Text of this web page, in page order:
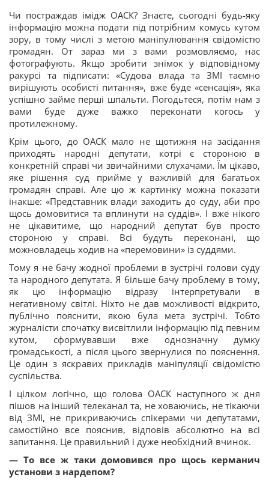
Чи постраждав імідж ОАСК? Знаєте, сьогодні будь-яку
інформацію можна подати під потрібним комусь кутом
зору, в тому числі з метою маніпулювання свідомістю
громадян. От зараз ми з вами розмовляємо, нас
фотографують. Якщо зробити знімок у відповідному
ракурсі та підписати: «Судова влада та ЗМІ таємно
вирішують особисті питання», вже буде «сенсація», яка
успішно займе перші шпальти. Погодьтеся, потім нам з
вами буде дуже важко переконати когось у
протилежному.
Крім цього, до ОАСК мало не щотижня на засідання
приходять народні депутати, котрі є стороною в
конкретній справі чи звичайними слухачами. Їм цікаво,
яке рішення суд прийме у важливій для багатьох
громадян справі. Але цю ж картинку можна показати
інакше: «Представник влади заходить до суду, аби про
щось домовитися та вплинути на суддів». І вже нікого
не цікавитиме, що народний депутат був просто
стороною у справі. Всі будуть переконані, що
можновладець ходив на «перемовини» із суддями.
Тому я не бачу жодної проблеми в зустрічі голови суду
та народного депутата. Я більше бачу проблему в тому,
як цю інформацію відразу інтерпретували в
негативному світлі. Ніхто не дав можливості відкрито,
публічно пояснити, якою була мета зустрічі. Тобто
журналісти спочатку висвітлили інформацію під певним
кутом, сформувавши вже однозначну думку
громадськості, а після цього звернулися по пояснення.
Це один з яскравих прикладів маніпуляції свідомістю
суспільства.
І цілком логічно, що голова ОАСК наступного ж дня
пішов на інший телеканал та, не ховаючись, не тікаючи
від ЗМІ, не прикриваючись спікерами чи депутатами,
самостійно все пояснив, відповів абсолютно на всі
запитання. Це правильний і дуже необхідний вчинок.
— То все ж таки домовився про щось керманич
установи з нардепом?